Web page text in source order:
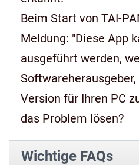
Beim Start von TAI-
Meldung: "Diese App
ausgeführt werden,
Version für Ihren PC
das Problem lösen?
Wichtige FAQs